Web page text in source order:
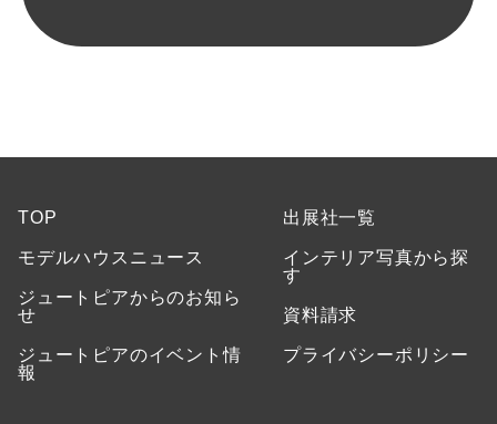
TOP
モデルハウスニュース
ジュートピアからのお知ら
せ
ジュートピアのイベント情
報
出展社一覧
インテリア写真から探
す
資料請求
プライバシーポリシー